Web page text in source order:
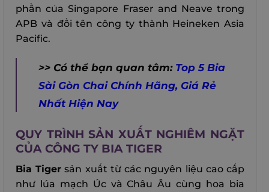
phần của Singapore Fraser and Neave trong
APB và đổi tên công ty thành Heineken Asia
Pacific.
>> Có thể bạn quan tâm: Top 5 Bia
Sài Gòn Chai Chính Hãng, Giá Rẻ
Nhất Hiện Nay
QUY TRÌNH SẢN XUẤT NGHIÊM NGẶT
CỦA CÔNG TY BIA TIGER
Bia Tiger sản xuất từ các nguyên liệu cao cấp
như lúa mạch Úc và Châu Âu cùng hoa bia